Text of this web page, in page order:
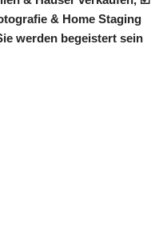
& Home Staging
werden begeistert sein